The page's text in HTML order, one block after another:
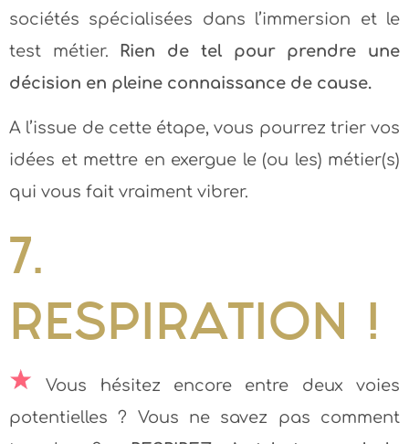
sociétés spécialisées dans l’immersion et le
test métier.
Rien de tel pour prendre une
décision en pleine connaissance de cause.
A l’issue de cette étape, vous pourrez trier vos
idées et mettre en exergue le (ou les) métier(s)
qui vous fait vraiment vibrer.
7.
RESPIRATION !
Vous hésitez encore entre deux voies
potentielles ? Vous ne savez pas comment